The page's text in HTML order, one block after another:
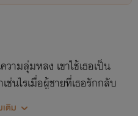
ามลุ่มหลง เขาใช้เธอเป็น
ช่นไรเมื่อผู้ชายที่เธอรักกลับ
วามรักที่ไม่ลงตัวของคนสี่คน
ติม